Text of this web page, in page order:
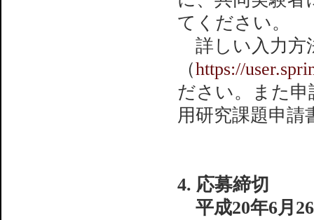
てください。
詳しい入力方
（https://
ださい。また申
用研究課題申請
4. 応募締切
平成20年6月